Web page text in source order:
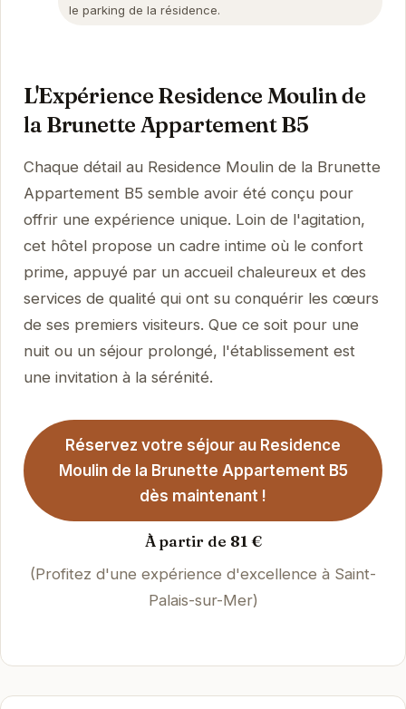
le parking de la résidence.
L'Expérience Residence Moulin de
la Brunette Appartement B5
Chaque détail au Residence Moulin de la Brunette
Appartement B5 semble avoir été conçu pour
offrir une expérience unique. Loin de l'agitation,
cet hôtel propose un cadre intime où le confort
prime, appuyé par un accueil chaleureux et des
services de qualité qui ont su conquérir les cœurs
de ses premiers visiteurs. Que ce soit pour une
nuit ou un séjour prolongé, l'établissement est
une invitation à la sérénité.
Réservez votre séjour au Residence
Moulin de la Brunette Appartement B5
dès maintenant !
À partir de 81 €
(Profitez d'une expérience d'excellence à Saint-
Palais-sur-Mer)